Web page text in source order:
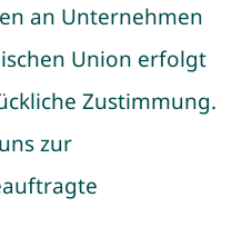
an Unternehmen
Union erfolgt
Zustimmung.
zur